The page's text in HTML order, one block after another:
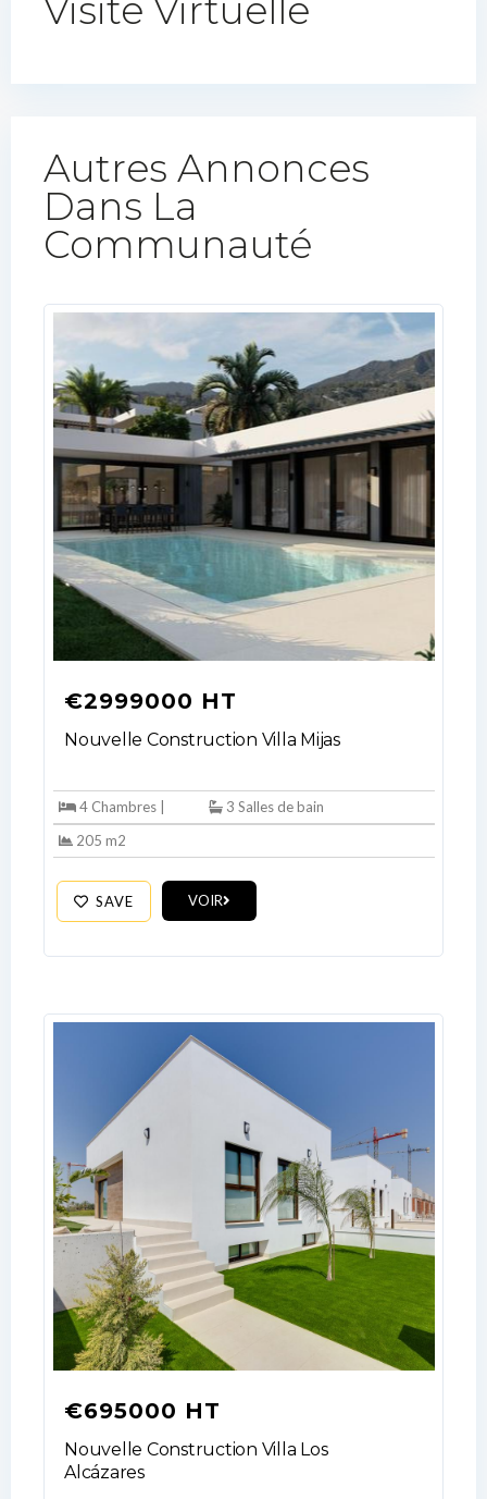
Visite Virtuelle
Autres Annonces
Dans La
Communauté​
€2999000 HT
Nouvelle Construction Villa Mijas
4 Chambres |
3 Salles de bain
205 m2
SAVE VOIR
€695000 HT
Nouvelle Construction Villa Los
Alcázares
Log In
Don't have an account?Sign Up
Username